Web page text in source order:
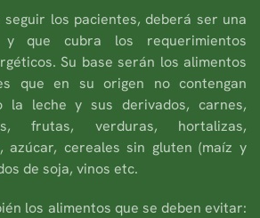
seguir los pacientes, deberá ser una
y que cubra los requerimientos
Su base serán los alimentos
que en su origen no contengan
la leche y sus derivados, carnes,
frutas, verduras, hortalizas,
azúcar, cereales sin gluten (maíz y
de soja, vinos etc.
los alimentos que se deben evitar: